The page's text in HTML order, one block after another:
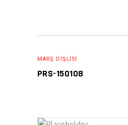
MARŞ DIŞLISI
PRS-150108